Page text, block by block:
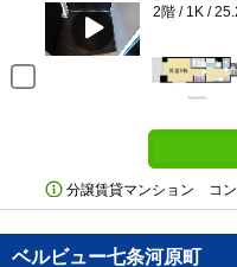
2階 / 1K /
分譲賃貸マンション コン
ベルビュー七条河原町